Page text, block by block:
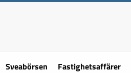
Sveabörsen Fastighetsaffärer